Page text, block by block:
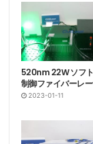
520nm 22W ソフ
制御ファイバーレ
2023-01-11